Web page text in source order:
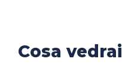
Cosa vedrai